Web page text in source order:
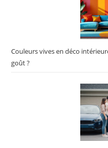
Couleurs vives en déco
goût ?